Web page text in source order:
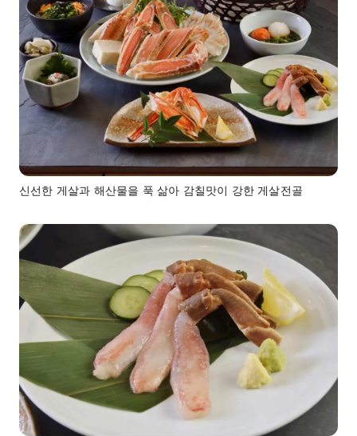
신선한 게살과 해산물을 푹 삶아 감칠맛이 강한 게살전골